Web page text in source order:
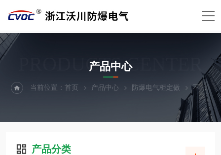
PRODUCTS CENTER
产品中心
当前位置：首页 产品中心 防爆电气柜定做 不锈钢防爆柜
产品分类